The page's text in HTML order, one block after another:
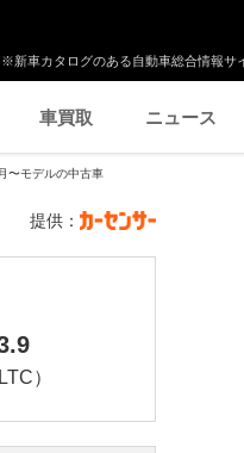
※新車カタログのある自動車総合情報サ
車買取 ニュース
〜モデルの中古車
提供：
）